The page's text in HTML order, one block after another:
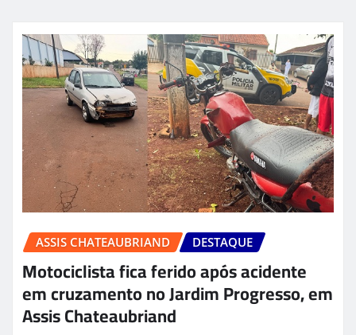
ASSIS CHATEAUBRIAND DESTAQUE
Motociclista fica ferido após acidente
em cruzamento no Jardim Progresso, em
Assis Chateaubriand